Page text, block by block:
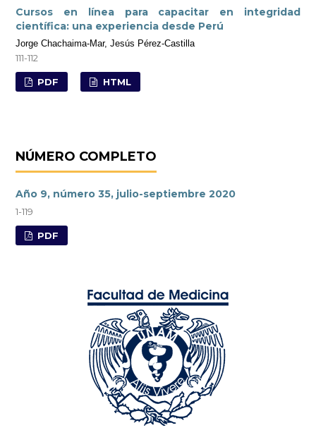
Cursos en línea para capacitar en integridad
científica: una experiencia desde Perú
Jorge Chachaima-Mar, Jesús Pérez-Castilla
111-112
PDF HTML
NÚMERO COMPLETO
Año 9, número 35, julio-septiembre 2020
1-119
PDF